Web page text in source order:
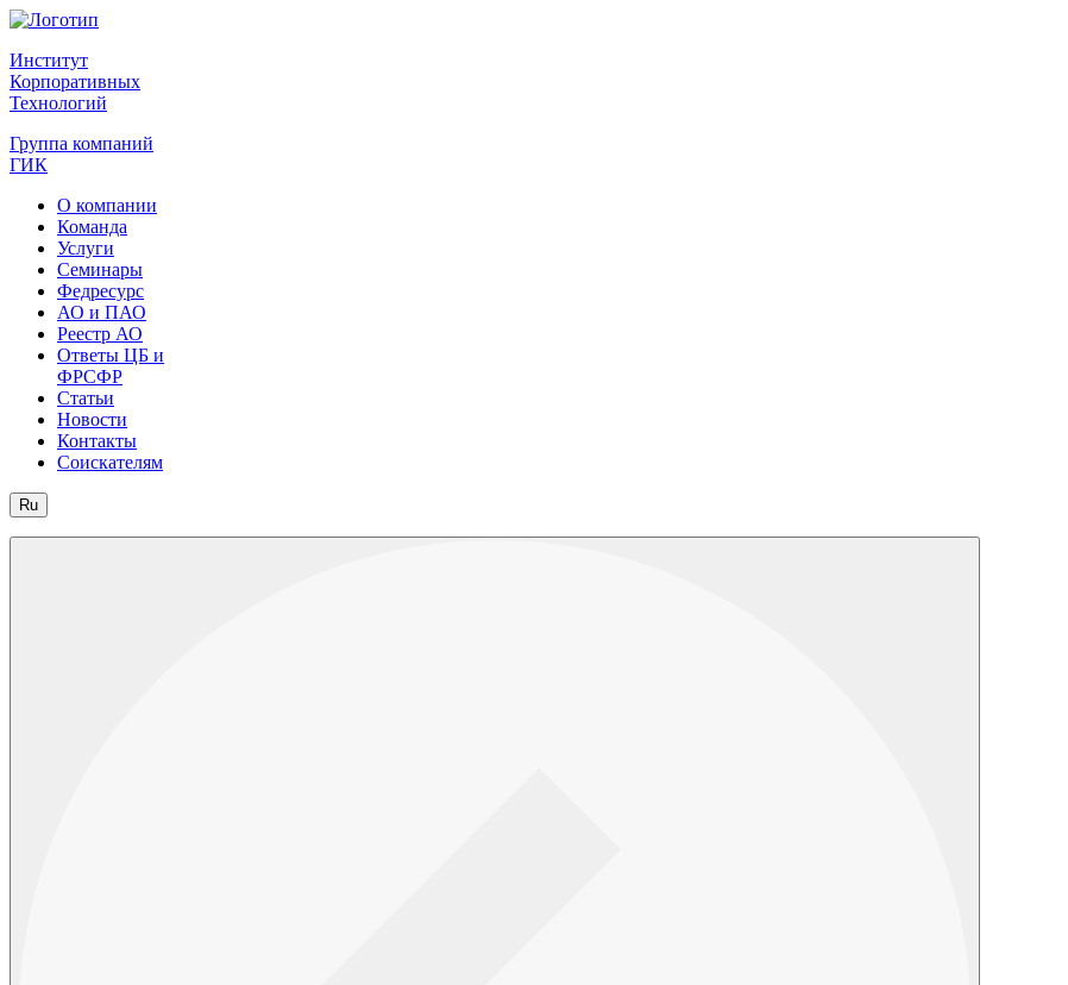
Институт
Корпоративных
Технологий
Группа компаний
ГИК
О компании
Команда
Услуги
Семинары
Федресурс
АО и ПАО
Реестр АО
Ответы ЦБ и
ФРСФР
Статьи
Новости
Контакты
Соискателям
Ru